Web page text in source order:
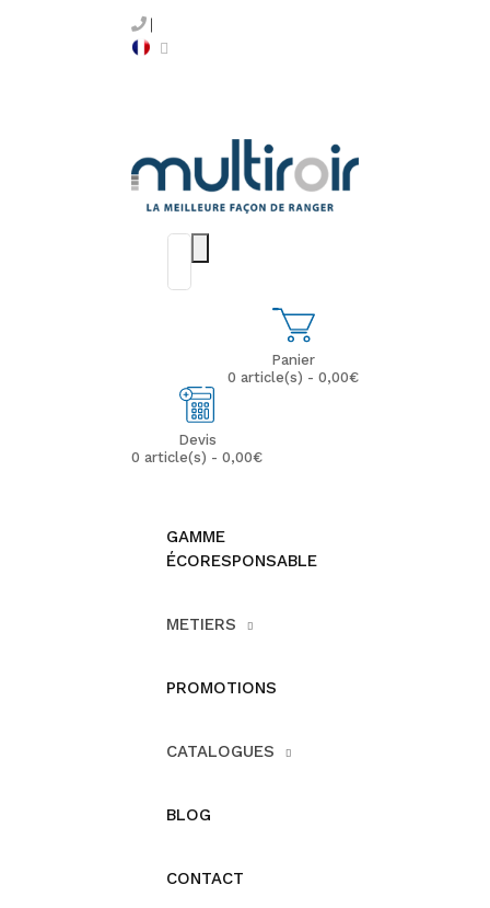
Panier
0 article(s) - 0,00€
Devis
0 article(s) - 0,00€
GAMME
ÉCORESPONSABLE
METIERS
PROMOTIONS
CATALOGUES
BLOG
CONTACT